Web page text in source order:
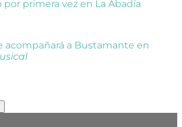
por primera vez en La Abadía
acompañará a Bustamante en